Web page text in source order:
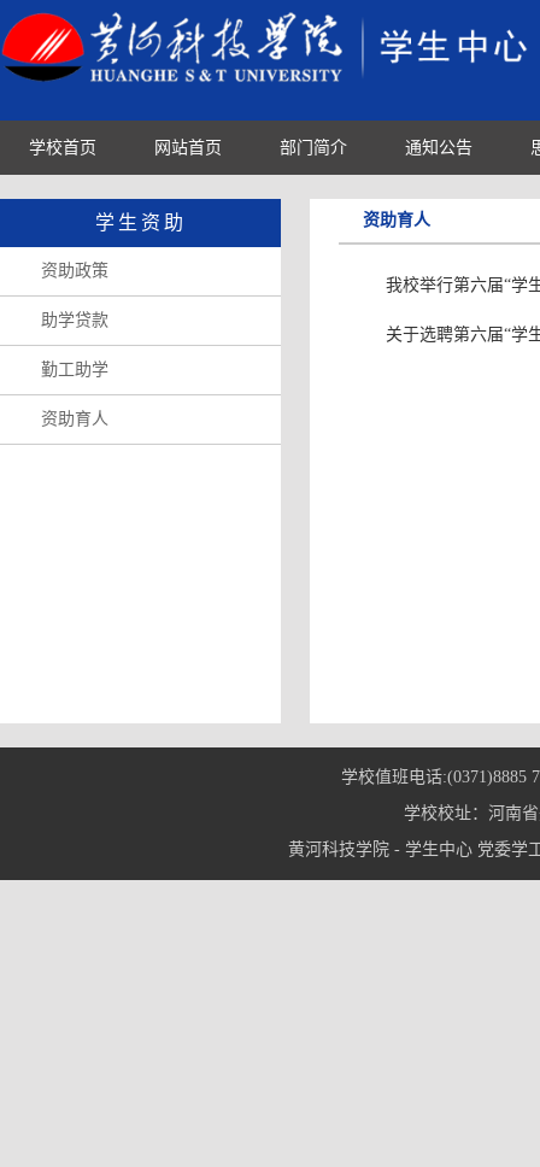
学校首页 网站首页 部门简介 通知公告
学生资助
资助政策
助学贷款
勤工助学
资助育人
资助育人
我校举行第六届“学
关于选聘第六届“学
学校值班电话:(0371)8885
学校校址：河南
黄河科技学院 - 学生中心 党委学